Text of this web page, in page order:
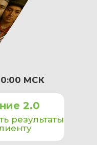
2.0
МСК
результаты